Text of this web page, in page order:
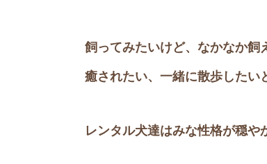
飼ってみたいけど、なかなか飼
癒されたい、一緒に散歩したい
レンタル犬達はみな性格が穏や